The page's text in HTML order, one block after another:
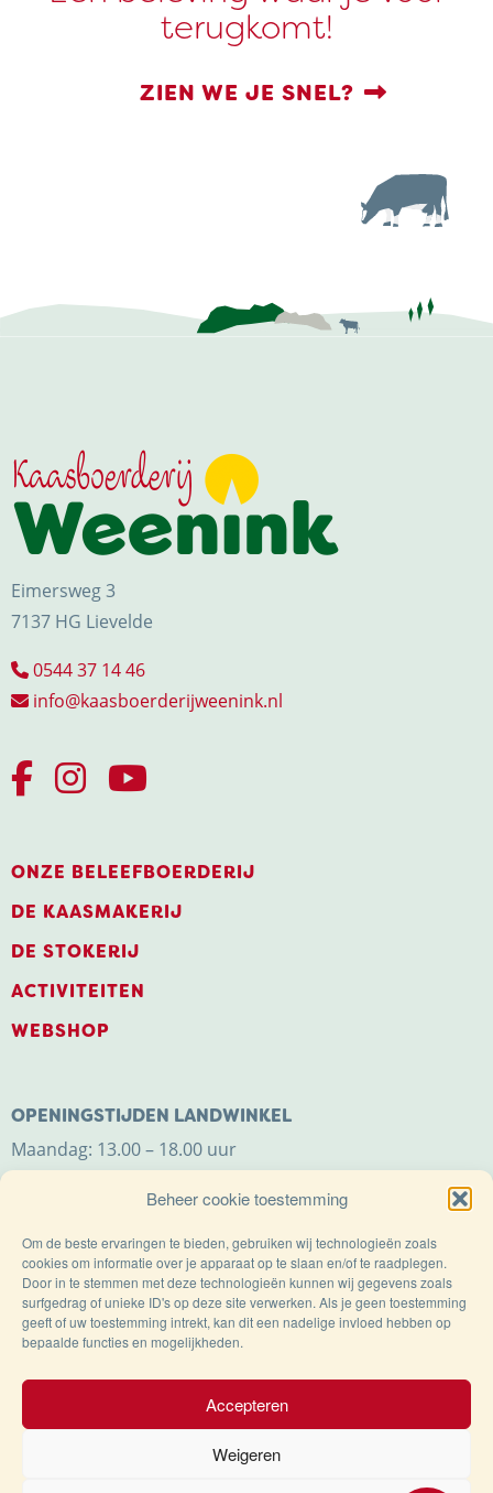
Beheer cookie toestemming
Om de beste ervaringen te bieden, gebruiken wij technologieën zoals
cookies om informatie over je apparaat op te slaan en/of te raadplegen.
Door in te stemmen met deze technologieën kunnen wij gegevens zoals
surfgedrag of unieke ID's op deze site verwerken. Als je geen toestemming
geeft of uw toestemming intrekt, kan dit een nadelige invloed hebben op
bepaalde functies en mogelijkheden.
Accepteren
Weigeren
terugkomt!
ZIEN WE JE SNEL?
Eimersweg 3
7137 HG Lievelde
0544 37 14 46
info@kaasboerderijweenink.nl
ONZE BELEEFBOERDERIJ
DE KAASMAKERIJ
DE STOKERIJ
ACTIVITEITEN
WEBSHOP
OPENINGSTIJDEN LANDWINKEL
Maandag: 13.00 – 18.00 uur
Zondag: 11.00 – 18.00 uur
© Kaasboerderij Weenink 2026 |